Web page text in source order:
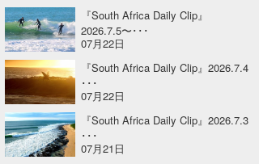
『South Africa Daily Clip』
2026.7.5〜･･･
07月22日
『South Africa Daily Clip』2026.7.4
･･･
07月22日
『South Africa Daily Clip』2026.7.3
･･･
07月21日
Yasunari Inoue
Yoshiyuki Obata
arukasvision
DELTA FORCE SURF
CBA Films
Colors MAGAZINE
WAVAL
福島寿実子
中浦“JET”章
嵯峨明日香
進士剛光
田原啓江
波伝説スタッフ
☆加藤
+☆maki☆+
Aichan
chan-U
波伝説